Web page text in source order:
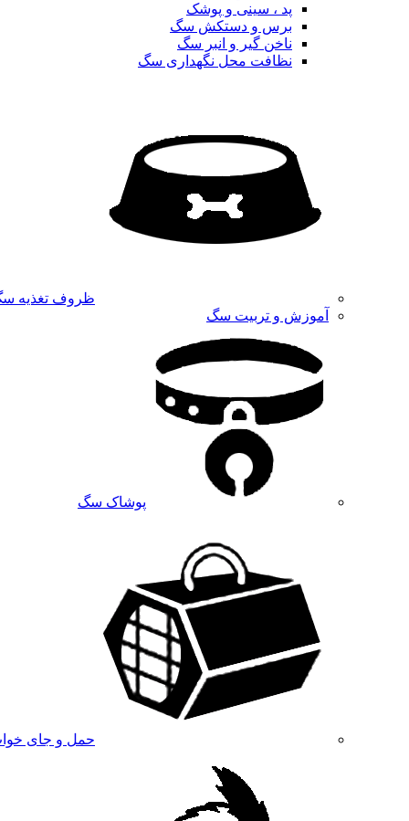
پد ، سینی و پوشک
برس و دستکش سگ
ناخن گیر و انبر سگ
نظافت محل نگهداری سگ
ظروف تغذیه
آموزش و تربیت سگ
پوشاک سگ
حمل و جای